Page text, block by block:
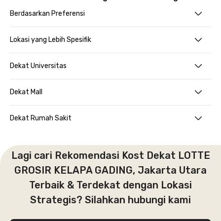
Berdasarkan Preferensi
Lokasi yang Lebih Spesifik
Dekat Universitas
Dekat Mall
Dekat Rumah Sakit
Lagi cari Rekomendasi Kost Dekat LOTTE
GROSIR KELAPA GADING, Jakarta Utara
Terbaik & Terdekat dengan Lokasi
Strategis? Silahkan hubungi kami